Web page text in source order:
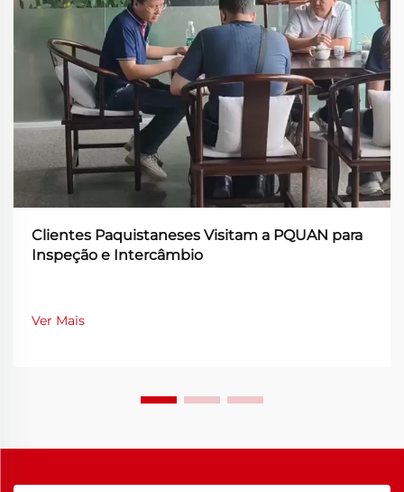
Clientes Paquistaneses Visitam a PQUAN para
Inspeção e Intercâmbio
Ver Mais